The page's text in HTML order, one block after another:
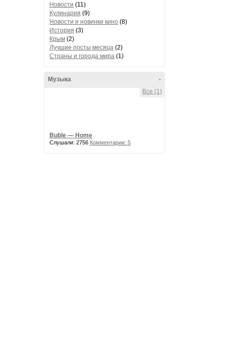
Новости (11)
Кулинария (9)
Новости и новинки кино (8)
История (3)
Крым (2)
Лучшие посты месяца (2)
Страны и города мира (1)
-
Музыка
Все (1)
Buble — Home
Слушали: 2756 Комментарии: 5